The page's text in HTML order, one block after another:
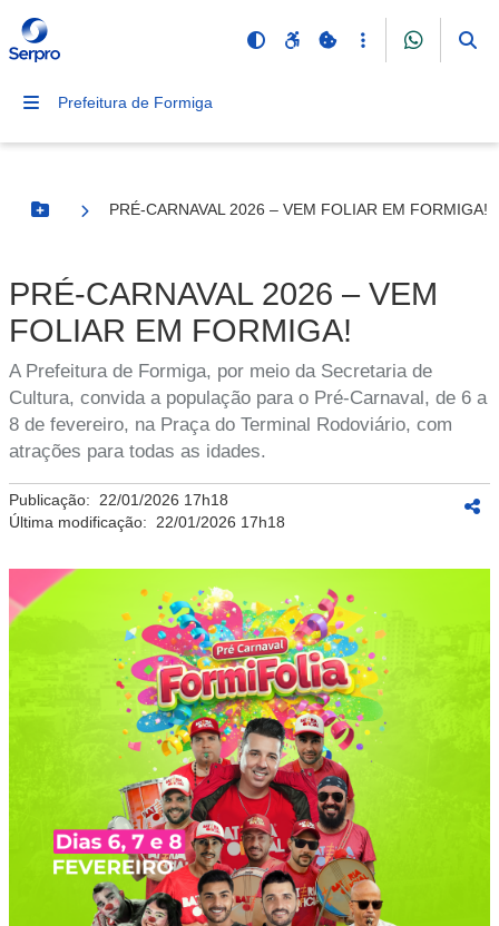
Prefeitura de Formiga
Botão Menu
PRÉ-CARNAVAL 2026 – VEM FOLIAR EM FORMIGA!
PRÉ-CARNAVAL 2026 – VEM
FOLIAR EM FORMIGA!
A Prefeitura de Formiga, por meio da Secretaria de
Cultura, convida a população para o Pré-Carnaval, de 6 a
8 de fevereiro, na Praça do Terminal Rodoviário, com
atrações para todas as idades.
Publicação: 22/01/2026 17h18
Última modificação: 22/01/2026 17h18